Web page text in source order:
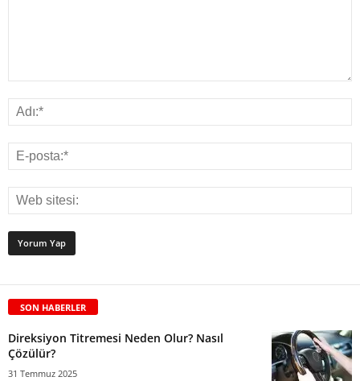
SON HABERLER
Direksiyon Titremesi Neden Olur? Nasıl
Çözülür?
31 Temmuz 2025